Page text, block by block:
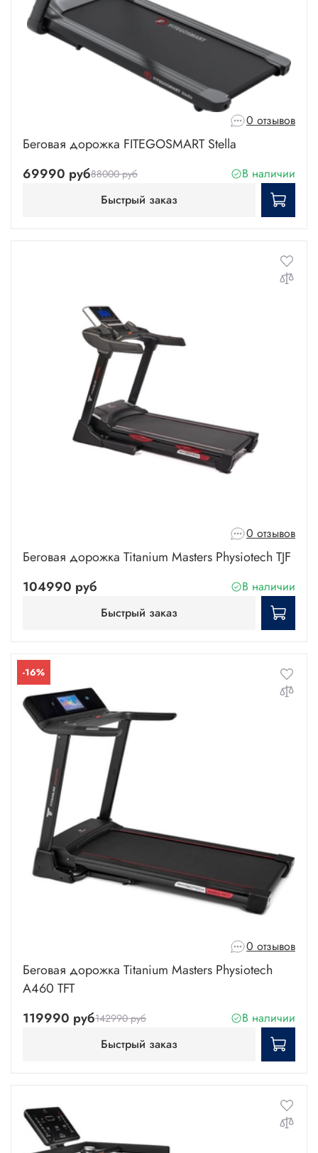
0 отзывов
Беговая дорожка FITEGOSMART Stella
69990 руб88000 руб
В наличии
Быстрый заказ
0 отзывов
Беговая дорожка Titanium Masters Physiotech TJF
104990 руб
В наличии
Быстрый заказ
-16%
0 отзывов
Беговая дорожка Titanium Masters Physiotech
A460 TFT
119990 руб142990 руб
В наличии
Быстрый заказ